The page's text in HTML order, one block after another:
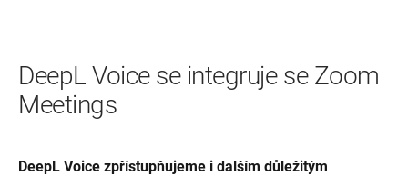
DeepL Voice se integruje se Zoom
Meetings
DeepL Voice zpřístupňujeme i dalším důležitým